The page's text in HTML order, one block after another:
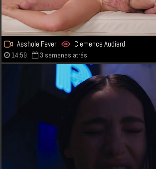
Asshole Fever Clemence Audiard
14:59 3 semanas atrás